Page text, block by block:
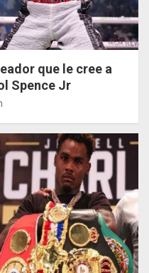
que le cree a
Spence Jr